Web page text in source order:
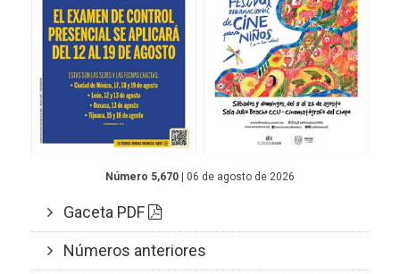
Número 5,670 | 06 de agosto de 2026
Gaceta PDF
Números anteriores